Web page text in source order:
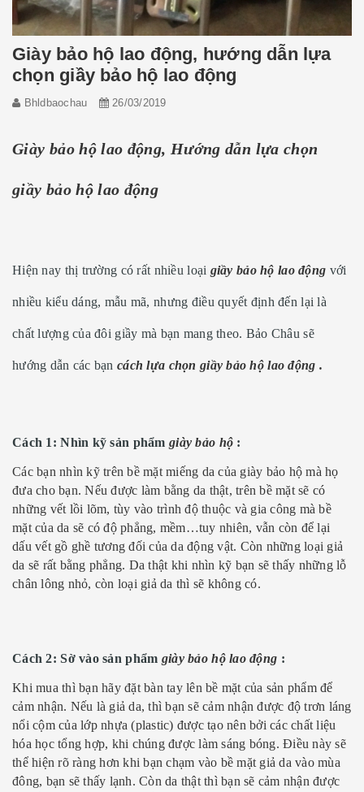
Giày bảo hộ lao động, hướng dẫn lựa
chọn giầy bảo hộ lao động
Bhldbaochau 26/03/2019
Giày bảo hộ lao động, Hướng dẫn lựa chọn
giầy bảo hộ lao động
Hiện nay thị trường có rất nhiều loại giầy bảo hộ lao động với
nhiều kiểu dáng, mẫu mã, nhưng điều quyết định đến lại là
chất lượng của đôi giầy mà bạn mang theo. Bảo Châu sẽ
hướng dẫn các bạncách lựa chọn giầy bảo hộ lao động .
Cách 1: Nhìn kỹ sản phẩm giày bảo hộ :
Các bạn nhìn kỹ trên bề mặt miếng da của giày bảo hộ mà họ
đưa cho bạn. Nếu được làm bằng da thật, trên bề mặt sẽ có
những vết lồi lõm, tùy vào trình độ thuộc và gia công mà bề
mặt của da sẽ có độ phẳng, mềm…tuy nhiên, vẫn còn để lại
dấu vết gồ ghề tương đối của da động vật. Còn những loại giả
da sẽ rất bằng phẳng. Da thật khi nhìn kỹ bạn sẽ thấy những lỗ
chân lông nhỏ, còn loại giả da thì sẽ không có.
Cách 2: Sờ vào sản phẩm giày bảo hộ lao động :
Khi mua thì bạn hãy đặt bàn tay lên bề mặt của sản phẩm để
cảm nhận. Nếu là giả da, thì bạn sẽ cảm nhận được độ trơn láng
nổi cộm của lớp nhựa (plastic) được tạo nên bởi các chất liệu
hóa học tổng hợp, khi chúng được làm sáng bóng. Điều này sẽ
thể hiện rõ ràng hơn khi bạn chạm vào bề mặt giả da vào mùa
đông, bạn sẽ thấy lạnh. Còn da thật thì bạn sẽ cảm nhận được